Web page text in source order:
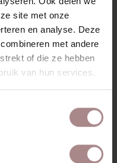
site met onze
en analyse. Deze
met andere
of die ze hebben
van hun services.